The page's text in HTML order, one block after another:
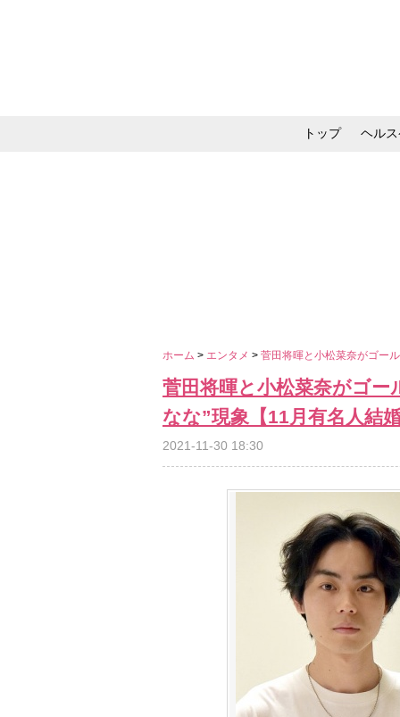
トップ ヘル
ホーム > エンタメ > 菅田将暉と小松菜奈がゴー
菅田将暉と小松菜奈がゴ
なな”現象【11月有名人結
2021-11-30 18:30